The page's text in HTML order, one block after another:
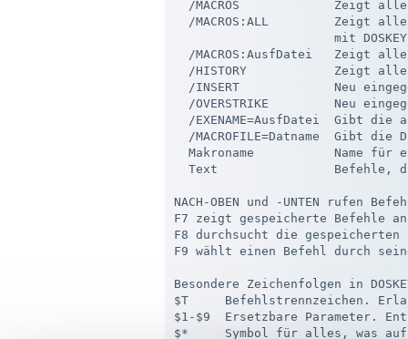
/MACROS             Zeigt
/MACROS:ALL         Zeigt
mit
/MACROS:AusfDatei   Zeigt
/HISTORY            Zeigt
/INSERT             Neu
/OVERSTRIKE         Neu
/EXENAME=AusfDatei  Gibt die
/MACROFILE=Datname  Gibt die
Makroname           Name für
Text                Befehle,
NACH-OBEN und -UNTEN rufen
F7 zeigt gespeicherte Befehle
F8 durchsucht die gespeicherten
F9 wählt einen Befehl durch
Besondere Zeichenfolgen in
$T     Befehlstrennzeichen.
$1-$9  Ersetzbare Parameter.